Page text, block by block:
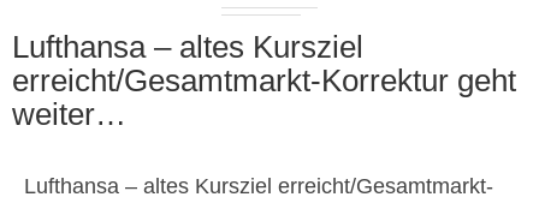
Lufthansa – altes Kursziel
erreicht/Gesamtmarkt-Korrektur geht
weiter…
Lufthansa – altes Kursziel erreicht/Gesamtmarkt-